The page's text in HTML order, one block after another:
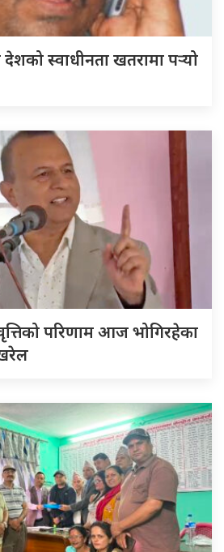
स्वाधीनता खतरामा पर्‍यो
परिणाम आज भोगिरहेका